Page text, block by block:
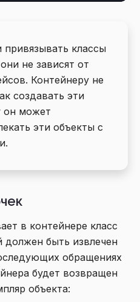
классы
не зависят от
Контейнеру не
создавать эти
он может
эти объекты с
в контейнере класс
должен быть извлечен
обращениях
будет возвращен
объекта: